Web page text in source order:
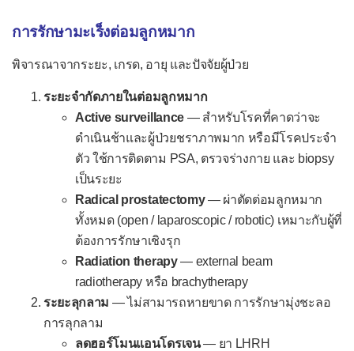
การรักษามะเร็งต่อมลูกหมาก
พิจารณาจากระยะ, เกรด, อายุ และปัจจัยผู้ป่วย
ระยะจำกัดภายในต่อมลูกหมาก
Active surveillance— สำหรับโรคที่คาดว่าจะ
ดำเนินช้าและผู้ป่วยชราภาพมาก หรือมีโรคประจำ
ตัว ใช้การติดตาม PSA, ตรวจร่างกาย และ biopsy
เป็นระยะ
Radical prostatectomy— ผ่าตัดต่อมลูกหมาก
ทั้งหมด (open / laparoscopic / robotic) เหมาะกับผู้ที่
ต้องการรักษาเชิงรุก
Radiation therapy— external beam
radiotherapy หรือ brachytherapy
ระยะลุกลาม — ไม่สามารถหายขาด การรักษามุ่งชะลอ
การลุกลาม
ลดฮอร์โมนแอนโดรเจน— ยา LHRH